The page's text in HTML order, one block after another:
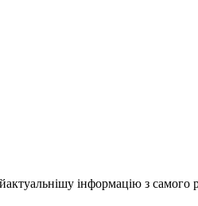
інформацію з самого